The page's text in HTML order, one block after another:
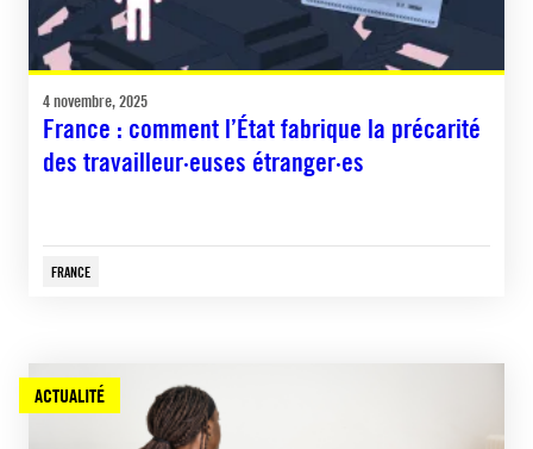
4 novembre, 2025
France : comment l’État fabrique la précarité
des travailleur·euses étranger·es
FRANCE
ACTUALITÉ